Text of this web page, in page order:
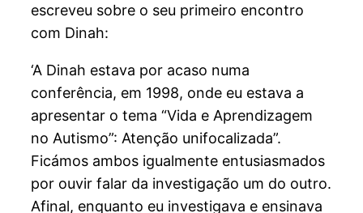
escreveu sobre o seu primeiro encontro
com Dinah:
‘A Dinah estava por acaso numa
conferência, em 1998, onde eu estava a
apresentar o tema “Vida e Aprendizagem
no Autismo”: Atenção unifocalizada”.
Ficámos ambos igualmente entusiasmados
por ouvir falar da investigação um do outro.
Afinal, enquanto eu investigava e ensinava